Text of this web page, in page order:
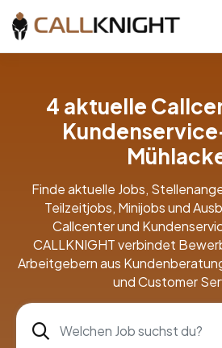
4 aktuelle
Finde aktuelle Jobs,
Teilzeitjobs, Minijobs und
Callcenter und
CALLKNIGHT verbindet
Arbeitgebern aus
und Customer